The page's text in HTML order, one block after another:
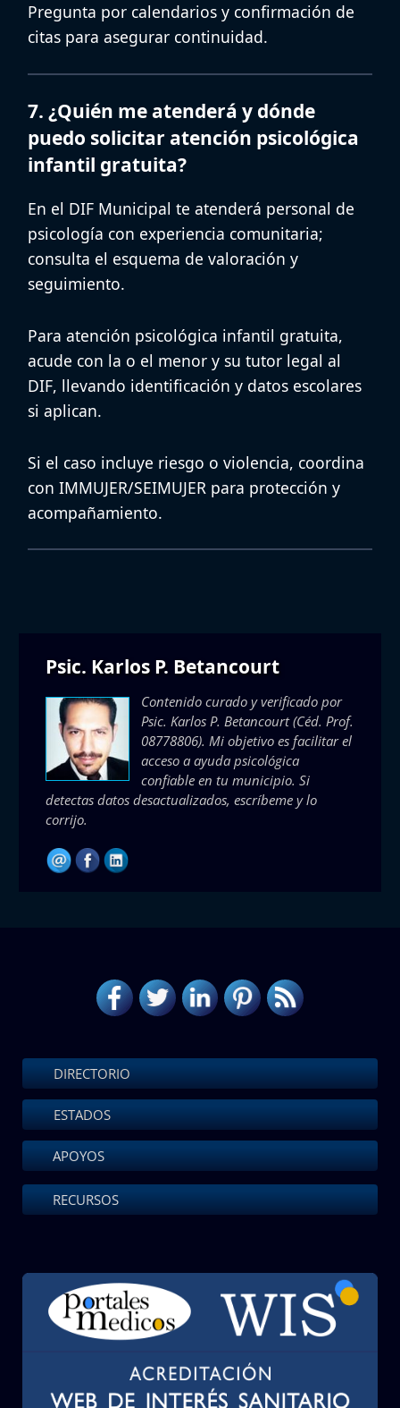
Pregunta por calendarios y confirmación de
citas para asegurar continuidad.
7. ¿Quién me atenderá y dónde
puedo solicitar atención psicológica
infantil gratuita?
En el DIF Municipal te atenderá personal de
psicología con experiencia comunitaria;
consulta el esquema de valoración y
seguimiento.
Para atención psicológica infantil gratuita,
acude con la o el menor y su tutor legal al
DIF, llevando identificación y datos escolares
si aplican.
Si el caso incluye riesgo o violencia, coordina
con IMMUJER/SEIMUJER para protección y
acompañamiento.
Psic. Karlos P. Betancourt
Contenido curado y verificado por
Psic. Karlos P. Betancourt(Céd. Prof.
08778806). Mi objetivo es facilitar el
acceso a ayuda psicológica
confiable en tu municipio. Si
detectas datos desactualizados, escríbeme y lo
corrijo.
DIRECTORIO
ESTADOS
APOYOS
RECURSOS